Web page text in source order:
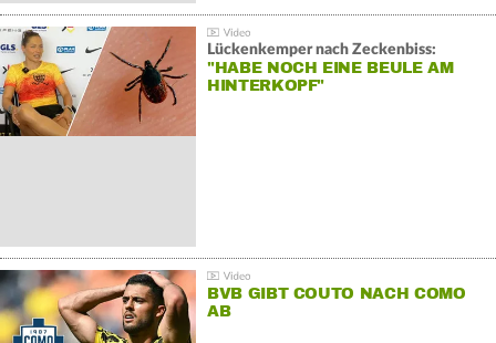
Lückenkemper nach Zeckenbiss:
"HABE NOCH EINE BEULE AM
HINTERKOPF"
BVB GIBT COUTO NACH COMO
AB